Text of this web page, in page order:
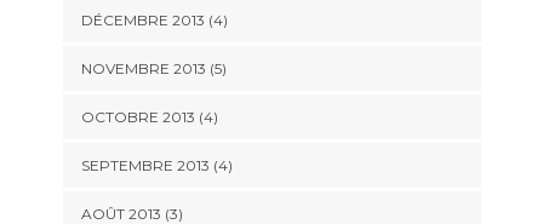
DÉCEMBRE 2013 (4)
NOVEMBRE 2013 (5)
OCTOBRE 2013 (4)
SEPTEMBRE 2013 (4)
AOÛT 2013 (3)